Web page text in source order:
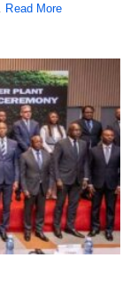
Read More